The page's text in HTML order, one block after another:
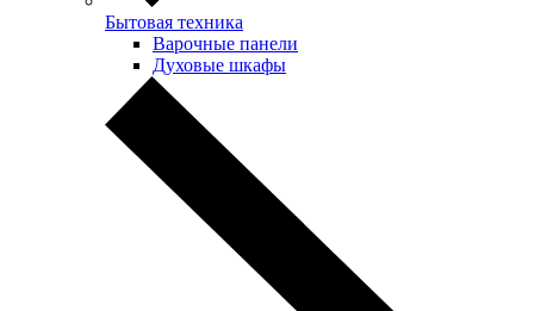
Бытовая техника
Варочные панели
Духовые шкафы